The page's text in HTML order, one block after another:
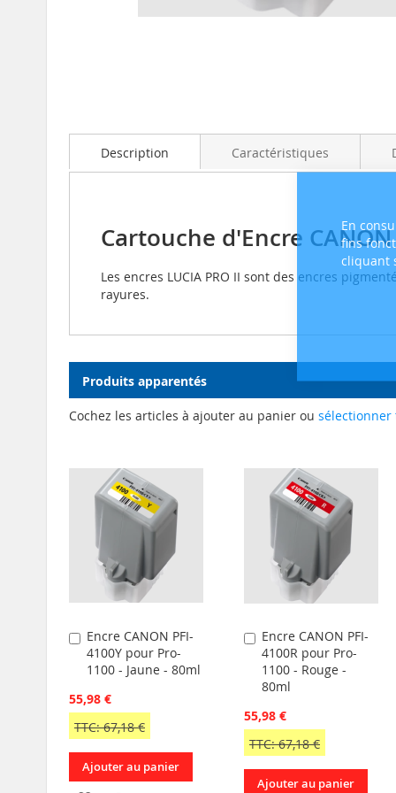
En
fins
cliquant
beginningDescription
Cartouche d'Encre
Les encres LUCIA PRO II sont des encres
rayures.
Caractéristiques
Produits apparentés
Cochez les articles à ajouter au panier ou sélectionner
Encre CANON PFI-
4100Y pour Pro-
1100 - Jaune - 80ml
55,98 €
TTC: 67,18 €
Ajouter
au
panier
Ajouter au panier
Encre CANON PFI-
4100R pour Pro-
1100 - Rouge -
80ml
55,98 €
TTC: 67,18 €
Ajouter
au
panier
Ajouter au panier